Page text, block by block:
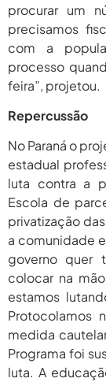
procurar um
precisamos
com a
processo
feira”, projetou.
Repercussão
No Paraná o
estadual
luta contra a
Escola de
privatização
a comunidade
governo quer
colocar na
estamos
Protocolamos
medida
Programa foi
luta. A